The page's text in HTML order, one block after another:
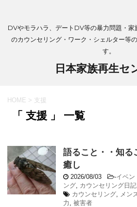
DVやモラハラ、デートDV等の暴力問題・家
のカウンセリング・ワーク・シェルター等
す。
日本家族再生セ
HOME > 支援
「 支援 」 一覧
語ること・・知る
癒し
2026/08/03 -イベン
ング, カウンセリング日記
カウンセリング, メン
力 , 被害者